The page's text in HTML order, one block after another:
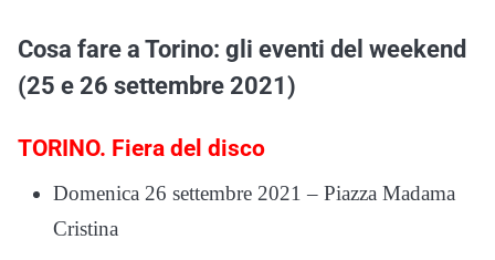
Cosa fare a Torino: gli eventi del weekend
(25 e 26 settembre 2021)
TORINO. Fiera del disco
Domenica 26 settembre 2021 – Piazza Madama
Cristina